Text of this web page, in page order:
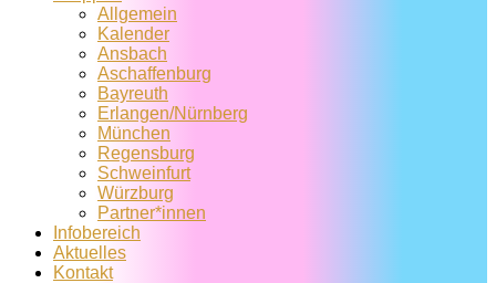
Allgemein
Kalender
Ansbach
Aschaffenburg
Bayreuth
Erlangen/Nürnberg
München
Regensburg
Schweinfurt
Würzburg
Partner*innen
Infobereich
Aktuelles
Kontakt